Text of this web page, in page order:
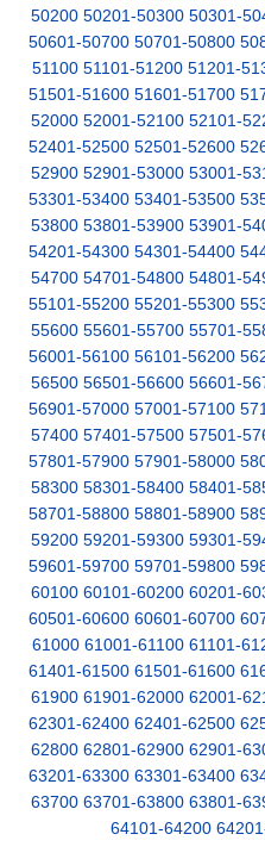
50200 50201-50300 50301-
50601-50700 50701-50800
51100 51101-51200 51201-
51501-51600 51601-51700
52000 52001-52100 52101-
52401-52500 52501-52600
52900 52901-53000 53001-
53301-53400 53401-53500
53800 53801-53900 53901-
54201-54300 54301-54400
54700 54701-54800 54801-
55101-55200 55201-55300
55600 55601-55700 55701-
56001-56100 56101-56200
56500 56501-56600 56601-
56901-57000 57001-57100
57400 57401-57500 57501-
57801-57900 57901-58000
58300 58301-58400 58401-
58701-58800 58801-58900
59200 59201-59300 59301-
59601-59700 59701-59800
60100 60101-60200 60201-
60501-60600 60601-60700
61000 61001-61100 61101-
61401-61500 61501-61600
61900 61901-62000 62001-
62301-62400 62401-62500
62800 62801-62900 62901-
63201-63300 63301-63400
63700 63701-63800 63801-
64101-64200